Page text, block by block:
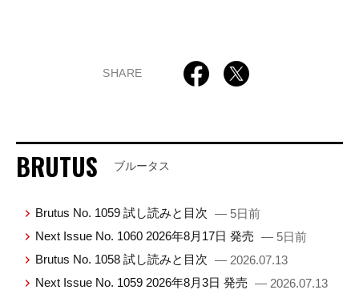
SHARE
BRUTUS ブルータス
Brutus No. 1059 試し読みと目次 — 5日前
Next Issue No. 1060 2026年8月17日 発売 — 5日前
Brutus No. 1058 試し読みと目次 — 2026.07.13
Next Issue No. 1059 2026年8月3日 発売 — 2026.07.13